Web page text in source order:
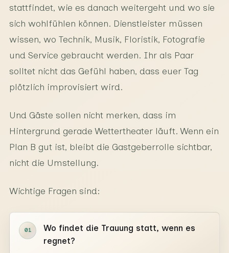
stattfindet, wie es danach weitergeht und wo sie
sich wohlfühlen können. Dienstleister müssen
wissen, wo Technik, Musik, Floristik, Fotografie
und Service gebraucht werden. Ihr als Paar
solltet nicht das Gefühl haben, dass euer Tag
plötzlich improvisiert wird.
Und Gäste sollen nicht merken, dass im
Hintergrund gerade Wettertheater läuft. Wenn ein
Plan B gut ist, bleibt die Gastgeberrolle sichtbar,
nicht die Umstellung.
Wichtige Fragen sind:
01
Wo findet die Trauung statt, wenn es
regnet?